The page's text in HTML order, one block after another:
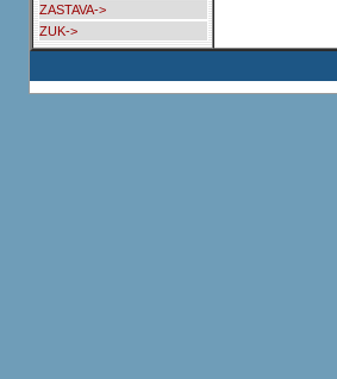
ZASTAVA->
ZUK->